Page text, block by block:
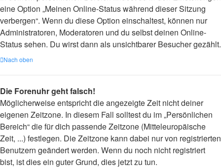
eine Option „Meinen Online-Status während dieser Sitzung
verbergen“. Wenn du diese Option einschaltest, können nur
Administratoren, Moderatoren und du selbst deinen Online-
Status sehen. Du wirst dann als unsichtbarer Besucher gezählt.
Nach oben
Die Forenuhr geht falsch!
Möglicherweise entspricht die angezeigte Zeit nicht deiner
eigenen Zeitzone. In diesem Fall solltest du im „Persönlichen
Bereich“ die für dich passende Zeitzone (Mitteleuropäische
Zeit, ...) festlegen. Die Zeitzone kann dabei nur von registrierten
Benutzern geändert werden. Wenn du noch nicht registriert
bist, ist dies ein guter Grund, dies jetzt zu tun.